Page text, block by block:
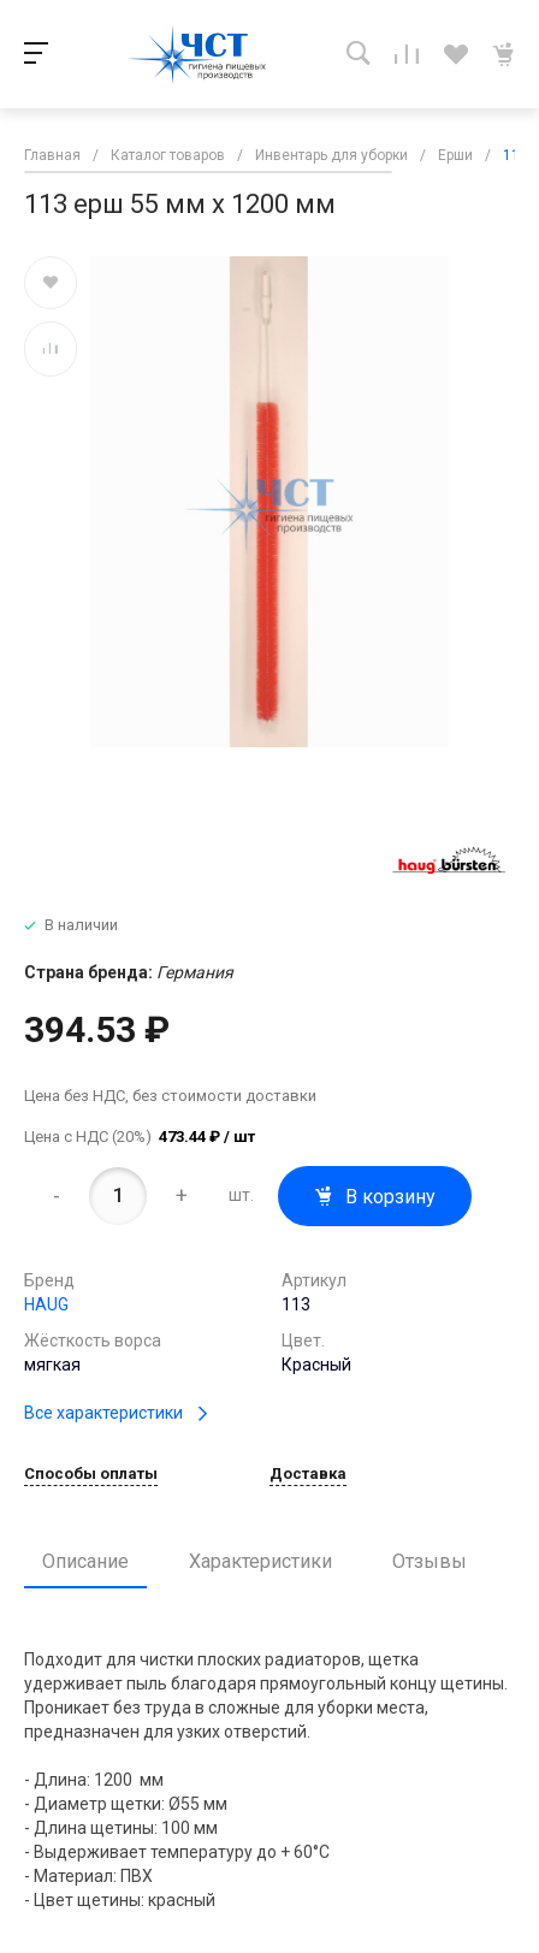
Главная / Каталог товаров / Инвентарь для уборки / Ерши / 113
113 ерш 55 мм х 1200 мм
В наличии
Страна бренда: Германия
394.53 ₽
Цена без НДС, без стоимости доставки
Цена с НДС (20%) 473.44 ₽ / шт
- + шт. В корзину
Бренд
HAUG
Артикул
113
Жёсткость ворса
мягкая
Цвет.
Красный
Все характеристики
Способы оплаты Доставка
Описание Характеристики Отзывы
Подходит для чистки плоских радиаторов, щетка
удерживает пыль благодаря прямоугольный концу щетины.
Проникает без труда в сложные для уборки места,
предназначен для узких отверстий.
- Длина: 1200 мм
- Диаметр щетки: Ø55 мм
- Длина щетины: 100 мм
- Выдерживает температуру до + 60°С
- Материал: ПВХ
- Цвет щетины: красный